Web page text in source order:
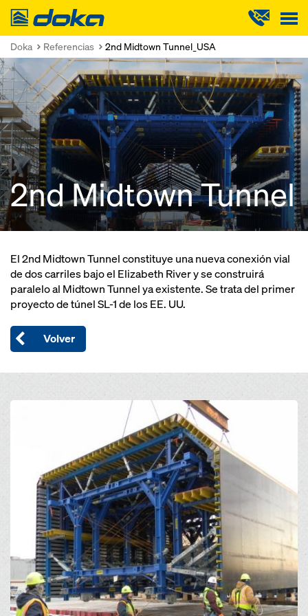
Doka
Doka Referencias 2nd Midtown Tunnel_USA
2nd Midtown Tunnel
El 2nd Midtown Tunnel constituye una nueva conexión vial
de dos carriles bajo el Elizabeth River y se construirá
paralelo al Midtown Tunnel ya existente. Se trata del primer
proyecto de túnel SL-1 de los EE. UU.
Volver